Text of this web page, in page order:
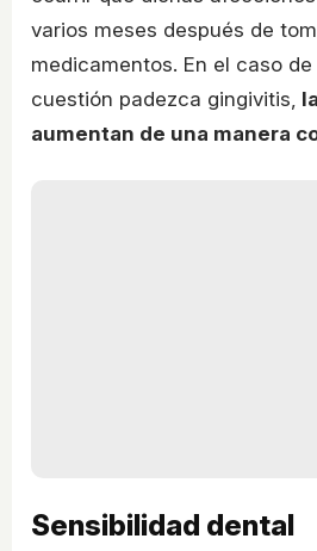
varios meses después de
medicamentos. En el caso
cuestión padezca gingivitis,
aumentan de una manera
Sensibilidad dental